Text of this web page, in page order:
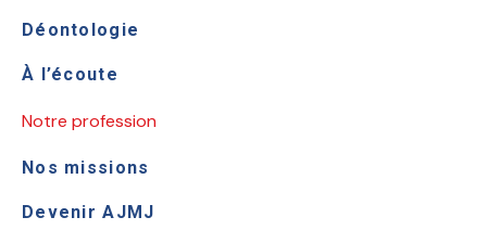
Déontologie
À l’écoute
Notre profession
Nos missions
Devenir AJMJ